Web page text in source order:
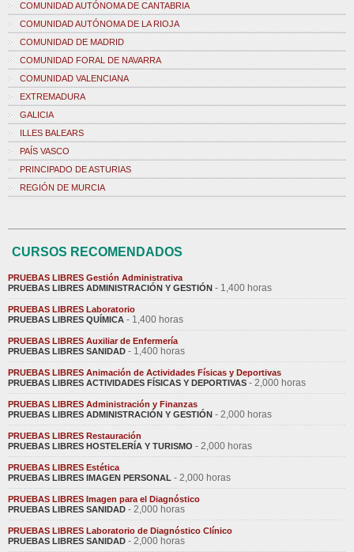
COMUNIDAD AUTÓNOMA DE CANTABRIA
COMUNIDAD AUTÓNOMA DE LA RIOJA
COMUNIDAD DE MADRID
COMUNIDAD FORAL DE NAVARRA
COMUNIDAD VALENCIANA
EXTREMADURA
GALICIA
ILLES BALEARS
PAÍS VASCO
PRINCIPADO DE ASTURIAS
REGIÓN DE MURCIA
CURSOS RECOMENDADOS
PRUEBAS LIBRES Gestión Administrativa
PRUEBAS LIBRES ADMINISTRACIÓN Y GESTIÓN - 1,400 horas
PRUEBAS LIBRES Laboratorio
PRUEBAS LIBRES QUÍMICA - 1,400 horas
PRUEBAS LIBRES Auxiliar de Enfermería
PRUEBAS LIBRES SANIDAD - 1,400 horas
PRUEBAS LIBRES Animación de Actividades Físicas y Deportivas
PRUEBAS LIBRES ACTIVIDADES FÍSICAS Y DEPORTIVAS - 2,000 horas
PRUEBAS LIBRES Administración y Finanzas
PRUEBAS LIBRES ADMINISTRACIÓN Y GESTIÓN - 2,000 horas
PRUEBAS LIBRES Restauración
PRUEBAS LIBRES HOSTELERÍA Y TURISMO - 2,000 horas
PRUEBAS LIBRES Estética
PRUEBAS LIBRES IMAGEN PERSONAL - 2,000 horas
PRUEBAS LIBRES Imagen para el Diagnóstico
PRUEBAS LIBRES SANIDAD - 2,000 horas
PRUEBAS LIBRES Laboratorio de Diagnóstico Clínico
PRUEBAS LIBRES SANIDAD - 2,000 horas